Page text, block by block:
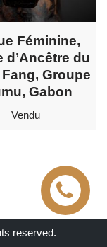
Féminine,
d’Ancêtre du
Groupe
Gabon
Vendu
reserved.